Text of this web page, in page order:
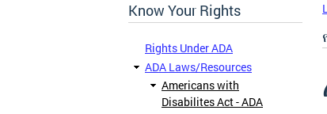
Know Your Rights
Rights Under ADA
ADA Laws/Resources
Americans with
Disabilites Act - ADA